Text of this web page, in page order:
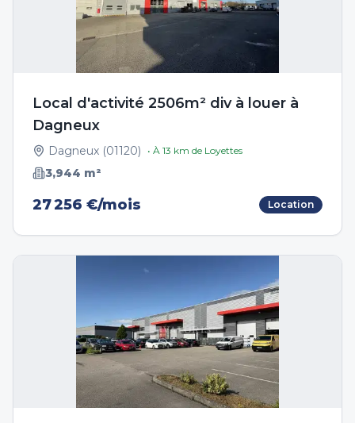
Local d'activité 2506m² div à louer à
Dagneux
Dagneux (01120) • À 13 km de Loyettes
3,944 m²
27 256 €/mois Location